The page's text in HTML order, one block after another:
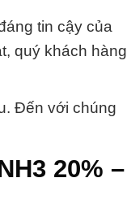
tin cậy của
quý khách hàng
Đến với chúng
20% –